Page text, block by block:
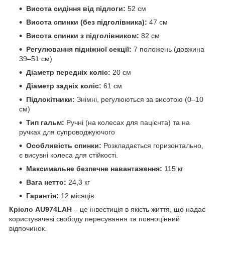
Висота сидіння від підлоги: 52 см
Висота спинки (без підголівника): 47 см
Висота спинки з підголівником: 82 см
Регулювання підніжної секції: 7 положень (довжина
39–51 см)
Діаметр передніх коліс: 20 см
Діаметр задніх коліс: 61 см
Підлокітники: Знімні, регулюються за висотою (0–10
см)
Тип гальм: Ручні (на колесах для пацієнта) та на
ручках для супроводжуючого
Особливість спинки: Розкладається горизонтально,
є висувні колеса для стійкості.
Максимальне безпечне навантаження: 115 кг
Вага нетто: 24,3 кг
Гарантія: 12 місяців
Крісло AU974LAH – це інвестиція в якість життя, що надає
користувачеві свободу пересування та повноцінний
відпочинок.